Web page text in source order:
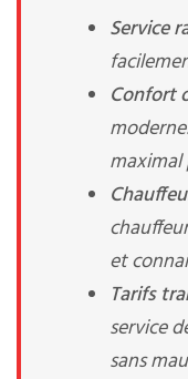
Service
Confort
et
Tarifs
service
sans